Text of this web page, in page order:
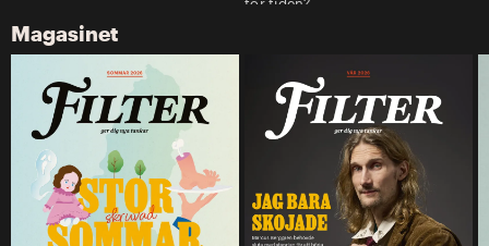
Magasinet